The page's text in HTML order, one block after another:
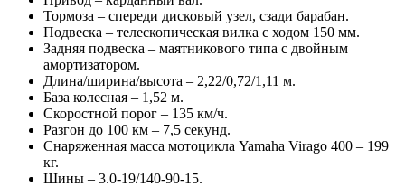
Тормоза – спереди дисковый узел, сзади барабан.
Подвеска – телескопическая вилка с ходом 150 мм.
Задняя подвеска – маятникового типа с двойным
амортизатором.
Длина/ширина/высота – 2,22/0,72/1,11 м.
База колесная – 1,52 м.
Скоростной порог – 135 км/ч.
Разгон до 100 км – 7,5 секунд.
Снаряженная масса мотоцикла Yamaha Virago 400 – 199
кг.
Шины – 3.0-19/140-90-15.